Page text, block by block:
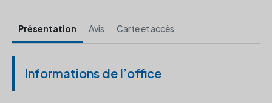
Présentation Avis Carte et accès
Informations de l’office